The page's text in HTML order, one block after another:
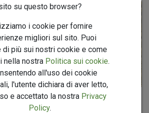
su questo browser?
i cookie per fornire
migliori sul sito. Puoi
di più sui nostri cookie e come
nella nostra Politica sui cookie.
all'uso dei cookie
l'utente dichiara di aver letto,
e accettato la nostra Privacy
Policy.